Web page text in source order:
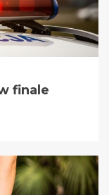
finale